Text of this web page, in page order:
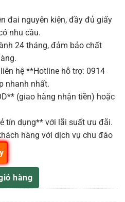
đai nguyên kiện, đầy đủ giấy
nhu cầu.
24 tháng, đảm bảo chất
hệ **Hotline hỗ trợ: 0914
nhanh nhất.
(giao hàng nhận tiền) hoặc
tín dụng** với lãi suất ưu đãi.
hàng với dịch vụ chu đáo
Digital Piano, Màu Natural #EC66
hàng